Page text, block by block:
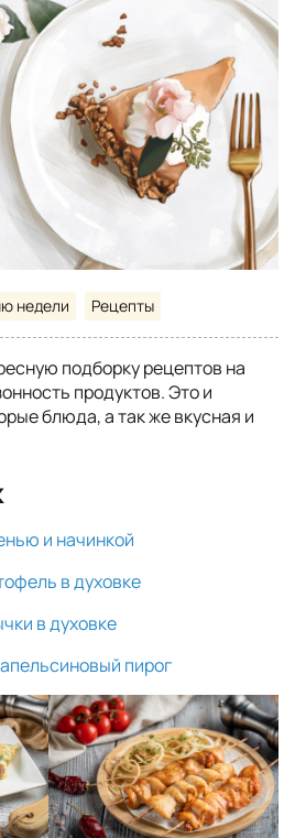
недели Рецепты
подборку рецептов на
продуктов. Это и
блюда, а так же вкусная и
и начинкой
в духовке
в духовке
пирог